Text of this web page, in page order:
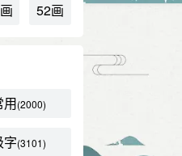
52画
用(2000)
字(3101)